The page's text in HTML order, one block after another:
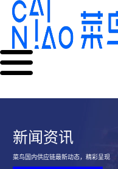
新闻资讯
菜鸟国内供应链最新动态，精彩呈现